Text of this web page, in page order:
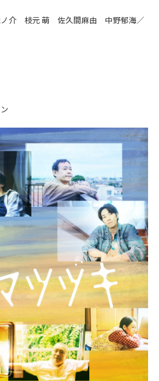
ノ介 枝元 萌 佐久間麻由 中野郁海／